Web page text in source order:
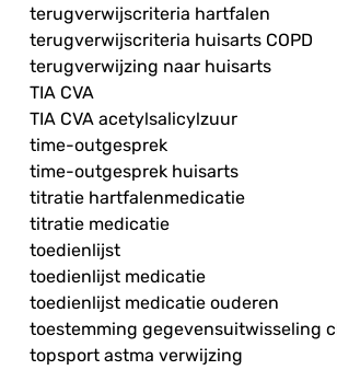
terugverwijscriteria hartfalen
terugverwijscriteria huisarts COPD
terugverwijzing naar huisarts
TIA CVA
TIA CVA acetylsalicylzuur
time-outgesprek
time-outgesprek huisarts
titratie hartfalenmedicatie
titratie medicatie
toedienlijst
toedienlijst medicatie
toedienlijst medicatie ouderen
toestemming gegevensuitwisseling
topsport astma verwijzing